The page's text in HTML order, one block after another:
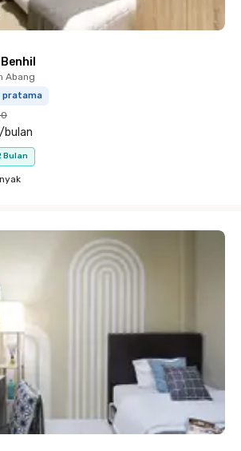
Abang
pratama
/bulan
Bulan